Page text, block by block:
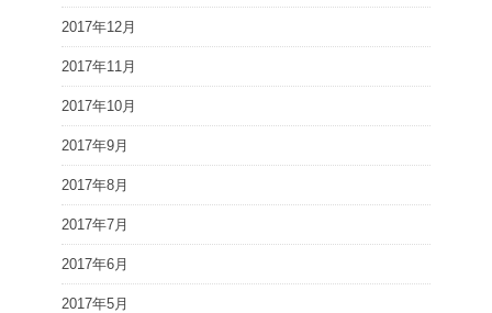
2017年12月
2017年11月
2017年10月
2017年9月
2017年8月
2017年7月
2017年6月
2017年5月